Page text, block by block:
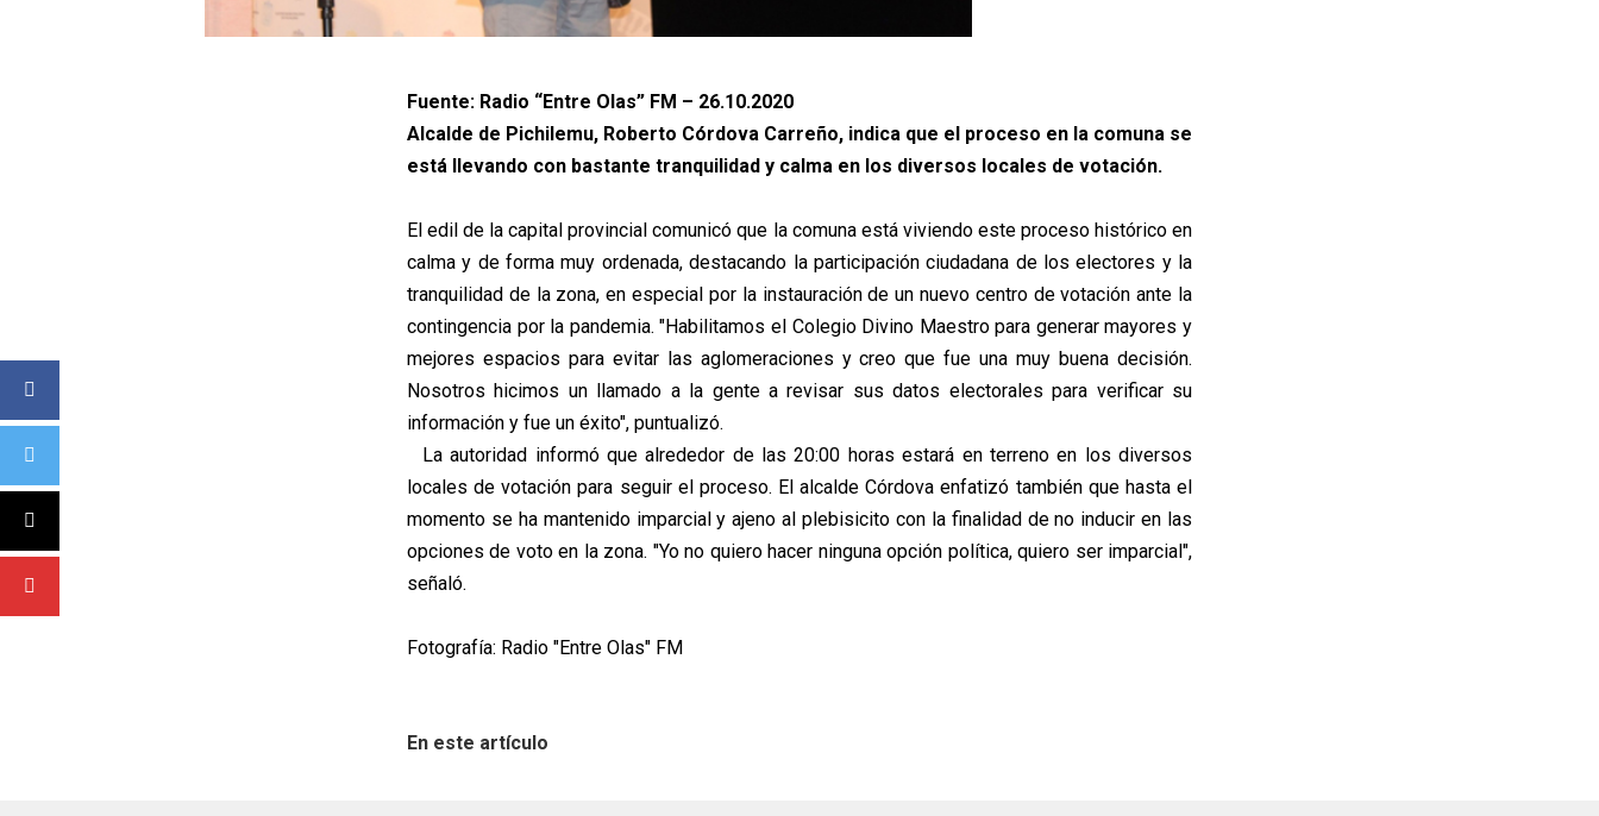
Fuente: Radio “Entre Olas” FM – 26.10.2020
Alcalde de Pichilemu, Roberto Córdova Carreño, indica que el proceso en la comuna se
está llevando con bastante tranquilidad y calma en los diversos locales de votación.
El edil de la capital provincial comunicó que la comuna está viviendo este proceso histórico en
calma y de forma muy ordenada, destacando la participación ciudadana de los electores y la
tranquilidad de la zona, en especial por la instauración de un nuevo centro de votación ante la
contingencia por la pandemia. "Habilitamos el Colegio Divino Maestro para generar mayores y
mejores espacios para evitar las aglomeraciones y creo que fue una muy buena decisión.
Nosotros hicimos un llamado a la gente a revisar sus datos electorales para verificar su
información y fue un éxito", puntualizó.
La autoridad informó que alrededor de las 20:00 horas estará en terreno en los diversos
locales de votación para seguir el proceso. El alcalde Córdova enfatizó también que hasta el
momento se ha mantenido imparcial y ajeno al plebisicito con la finalidad de no inducir en las
opciones de voto en la zona. "Yo no quiero hacer ninguna opción política, quiero ser imparcial",
señaló.
Fotografía: Radio "Entre Olas" FM
En este artículo